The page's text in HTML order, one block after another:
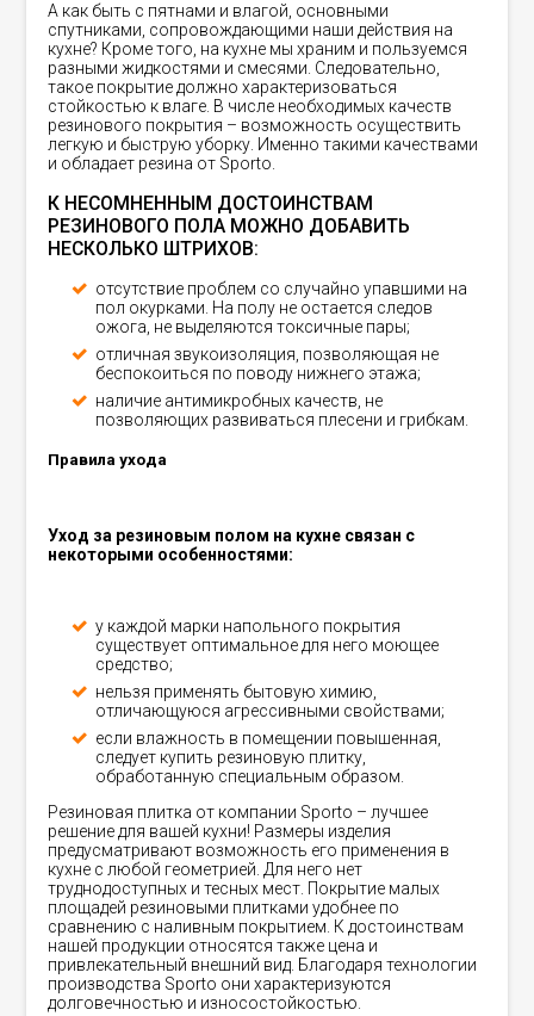
А как быть с пятнами и влагой, основными
спутниками, сопровождающими наши действия на
кухне? Кроме того, на кухне мы храним и пользуемся
разными жидкостями и смесями. Следовательно,
такое покрытие должно характеризоваться
стойкостью к влаге. В числе необходимых качеств
резинового покрытия – возможность осуществить
легкую и быструю уборку. Именно такими качествами
и обладает резина от Sporto.
К НЕСОМНЕННЫМ ДОСТОИНСТВАМ
РЕЗИНОВОГО ПОЛА МОЖНО ДОБАВИТЬ
НЕСКОЛЬКО ШТРИХОВ:
отсутствие проблем со случайно упавшими на
пол окурками. На полу не остается следов
ожога, не выделяются токсичные пары;
отличная звукоизоляция, позволяющая не
беспокоиться по поводу нижнего этажа;
наличие антимикробных качеств, не
позволяющих развиваться плесени и грибкам.
Правила ухода
Уход за резиновым полом на кухне связан с
некоторыми особенностями:
у каждой марки напольного покрытия
существует оптимальное для него моющее
средство;
нельзя применять бытовую химию,
отличающуюся агрессивными свойствами;
если влажность в помещении повышенная,
следует купить резиновую плитку,
обработанную специальным образом.
Резиновая плитка от компании Sporto – лучшее
решение для вашей кухни! Размеры изделия
предусматривают возможность его применения в
кухне с любой геометрией. Для него нет
труднодоступных и тесных мест. Покрытие малых
площадей резиновыми плитками удобнее по
сравнению с наливным покрытием. К достоинствам
нашей продукции относятся также цена и
привлекательный внешний вид. Благодаря технологии
производства Sporto они характеризуются
долговечностью и износостойкостью.